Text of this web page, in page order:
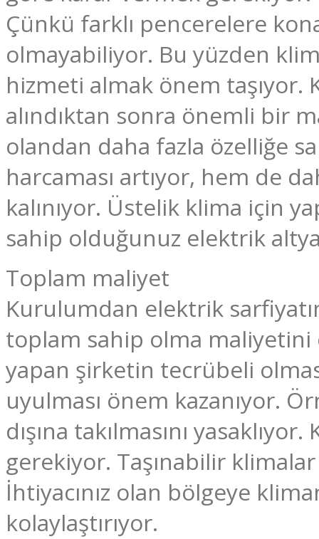
Çünkü farklı pencerelere
olmayabiliyor. Bu yüzden
hizmeti almak önem taşıyor.
alındıktan sonra önemli bir
olandan daha fazla özelliğe
harcaması artıyor, hem de
kalınıyor. Üstelik klima için
sahip olduğunuz elektrik
Toplam maliyet
Kurulumdan elektrik
toplam sahip olma
yapan şirketin tecrübeli
uyulması önem kazanıyor.
dışına takılmasını
gerekiyor. Taşınabilir
İhtiyacınız olan bölgeye
kolaylaştırıyor.